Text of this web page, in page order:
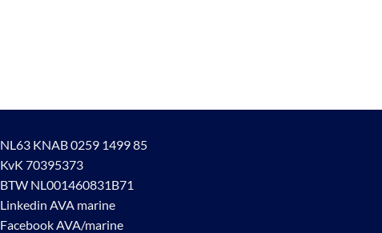
NL63 KNAB 0259 1499 85
KvK 70395373
BTW NL001460831B71
Linkedin AVA marine
Facebook AVA/marine